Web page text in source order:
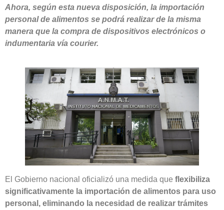
Ahora, según esta nueva disposición, la importación
personal de alimentos se podrá realizar de la misma
manera que la compra de dispositivos electrónicos o
indumentaria vía courier.
El Gobierno nacional oficializó una medida que flexibiliza
significativamente la importación de alimentos para uso
personal, eliminando la necesidad de realizar trámites